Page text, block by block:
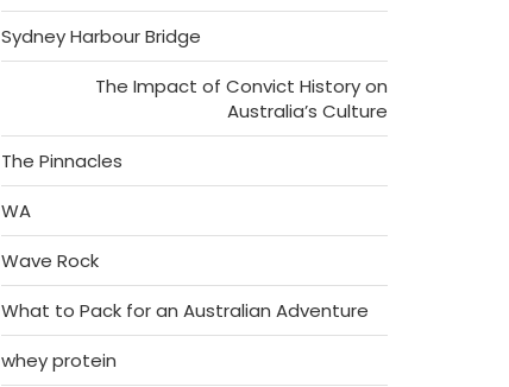
Sydney Harbour Bridge
The Impact of Convict History on
Australia’s Culture
The Pinnacles
WA
Wave Rock
What to Pack for an Australian Adventure
whey protein